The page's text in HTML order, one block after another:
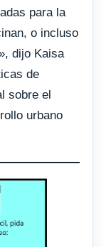
para la
o incluso
dijo Kaisa
de
sobre el
urbano